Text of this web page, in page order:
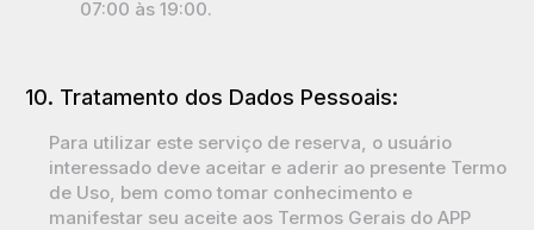
07:00 às 19:00.
10. Tratamento dos Dados Pessoais:
Para utilizar este serviço de reserva, o usuário
interessado deve aceitar e aderir ao presente Termo
de Uso, bem como tomar conhecimento e
manifestar seu aceite aos Termos Gerais do APP